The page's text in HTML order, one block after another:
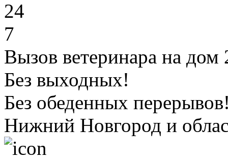
Вызов ветеринара на дом
Без выходных!
Без обеденных
Нижний Новгород и